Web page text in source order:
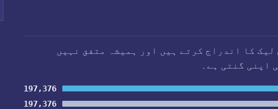
کا اندراج کرتے ہیں اور ہمیشہ متفق نہیں
اپنی گنتی ہے۔
197,376
197,376